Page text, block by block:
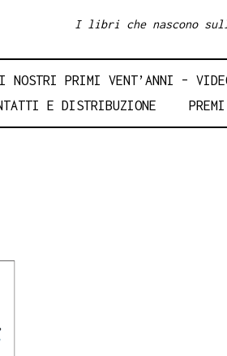
I libri che nascono
I NOSTRI PRIMI VENT’ANNI –
E DISTRIBUZIONE
PREMI